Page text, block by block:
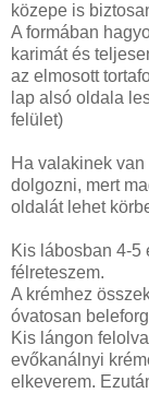
közepe is
A formában
karimát és
az elmosott
lap alsó oldala
felület)
Ha valakinek van
dolgozni, mert
oldalát lehet
Kis lábosban 4-5
félreteszem.
A krémhez
óvatosan
Kis lángon
evőkanálnyi
elkeverem.